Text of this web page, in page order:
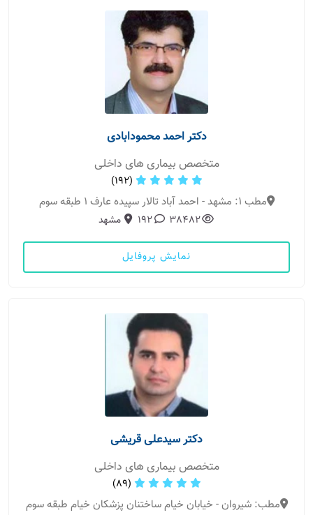
دکتر احمد محمودابادی
متخصص بیماری های داخلی
(192)
مطب 1: مشهد - احمد آباد تالار سپیده عارف 1 طبقه سوم
38482
192 مشهد
نمایش پروفایل
دکتر سیدعلی قریشی
متخصص بیماری های داخلی
(89)
مطب: شیروان - خیابان خیام ساختنان پزشکان خیام طبقه سوم